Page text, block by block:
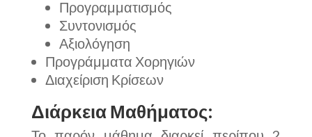
Προγραμματισμός
Συντονισμός
Αξιολόγηση
Προγράμματα Χορηγιών
Διαχείριση Κρίσεων
Διάρκεια Μαθήματος: